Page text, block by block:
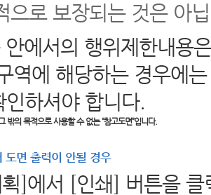
으로 보장되는 것은 아
안에서의 행위제한내용
역에 해당하는 경우에
하셔야 합니다.
밖의 목적으로 사용할 수 없는 “참고도면”입니다.
도면 출력이 안될 경우
획]에서 [인쇄] 버튼을